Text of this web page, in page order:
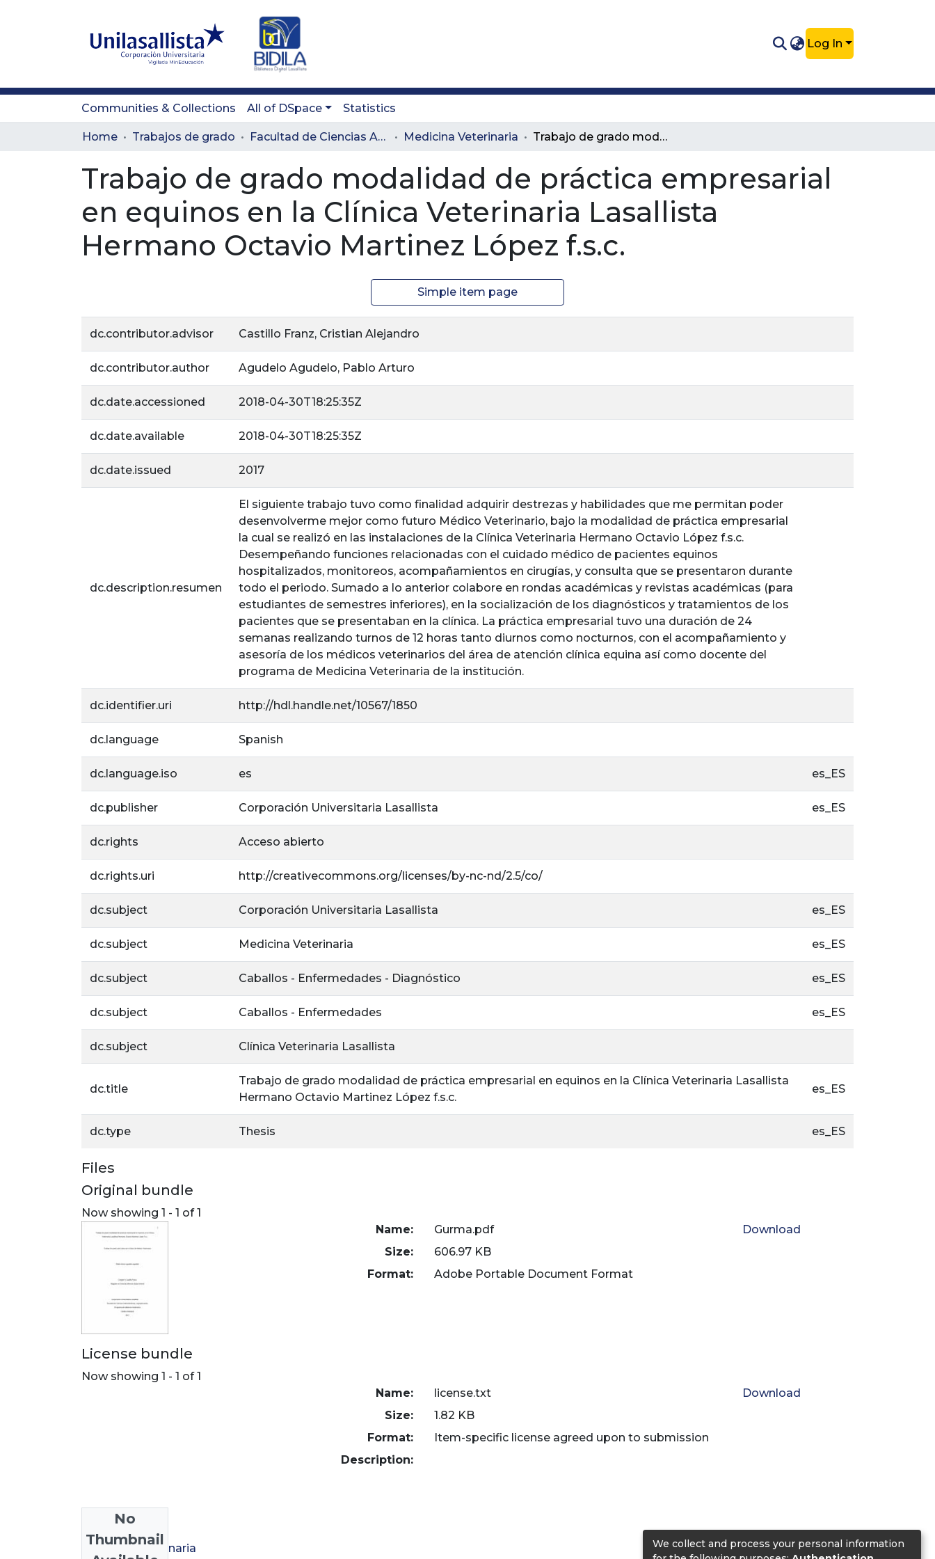
Log In
Communities & Collections All of DSpace Statistics
Home Trabajos de grado Facultad de Ciencias Administrativas y Agropecuarias Medicina Veterinaria Trabajo de grado modalidad de práctica empresarial en equinos en la Clínica Veterinaria Lasallista Hermano Octavio Martinez López f.s.c.
Trabajo de grado modalidad de práctica empresarial
en equinos en la Clínica Veterinaria Lasallista
Hermano Octavio Martinez López f.s.c.
Simple item page
dc.contributor.advisor Castillo Franz, Cristian Alejandro
dc.contributor.author Agudelo Agudelo, Pablo Arturo
dc.date.accessioned 2018-04-30T18:25:35Z
dc.date.available 2018-04-30T18:25:35Z
dc.date.issued 2017
dc.description.resumen
El siguiente trabajo tuvo como finalidad adquirir destrezas y habilidades que me permitan poder
desenvolverme mejor como futuro Médico Veterinario, bajo la modalidad de práctica empresarial
la cual se realizó en las instalaciones de la Clínica Veterinaria Hermano Octavio López f.s.c.
Desempeñando funciones relacionadas con el cuidado médico de pacientes equinos
hospitalizados, monitoreos, acompañamientos en cirugías, y consulta que se presentaron durante
todo el periodo. Sumado a lo anterior colabore en rondas académicas y revistas académicas (para
estudiantes de semestres inferiores), en la socialización de los diagnósticos y tratamientos de los
pacientes que se presentaban en la clínica. La práctica empresarial tuvo una duración de 24
semanas realizando turnos de 12 horas tanto diurnos como nocturnos, con el acompañamiento y
asesoría de los médicos veterinarios del área de atención clínica equina así como docente del
programa de Medicina Veterinaria de la institución.
dc.identifier.uri http://hdl.handle.net/10567/1850
dc.language Spanish
dc.language.iso es es_ES
dc.publisher Corporación Universitaria Lasallista es_ES
dc.rights Acceso abierto
dc.rights.uri http://creativecommons.org/licenses/by-nc-nd/2.5/co/
dc.subject Corporación Universitaria Lasallista es_ES
dc.subject Medicina Veterinaria es_ES
dc.subject Caballos - Enfermedades - Diagnóstico es_ES
dc.subject Caballos - Enfermedades es_ES
dc.subject Clínica Veterinaria Lasallista
dc.title
Trabajo de grado modalidad de práctica empresarial en equinos en la Clínica Veterinaria Lasallista
Hermano Octavio Martinez López f.s.c.
es_ES
dc.type Thesis es_ES
Files
Original bundle
Now showing 1 - 1 of 1
Name:
Gurma.pdf
Size:
606.97 KB
Format:
Adobe Portable Document Format
Download
License bundle
Now showing 1 - 1 of 1
No
Thumbnail
Name:
license.txt
Size:
1.82 KB
Format:
Item-specific license agreed upon to submission
Description:
Download
Collections
Medicina Veterinaria
We collect and process your personal information